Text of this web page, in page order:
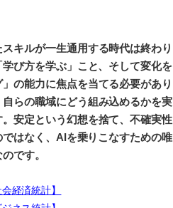
キルが一生通用する時代は終わり
び方を学ぶ」こと、そして変化を
の能力に焦点を当てる必要があり
らの職域にどう組み込めるかを実
安定という幻想を捨て、不確実性
はなく、AIを乗りこなすための唯
です。
会経済統計】